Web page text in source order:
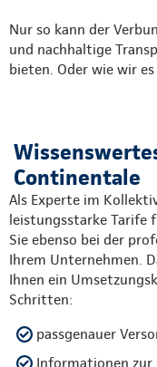
Nur so kann der
und nachhaltige
bieten. Oder wie wir es
Continentale
Als Experte im
leistungsstarke Tarife
Sie ebenso bei der
Ihrem Unternehmen.
Ihnen ein
Schritten:
passgenauer
Informationen zur